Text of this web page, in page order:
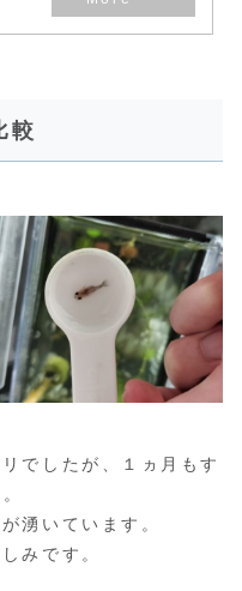
較
でしたが、１ヵ月もす
湧いています。
みです。